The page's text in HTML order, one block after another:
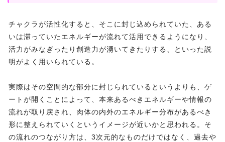
チャクラが活性化すると、そこに封じ込められていた、ある
いは滞っていたエネルギーが流れて活用できるようになり、
活力がみなぎったり創造力が湧いてきたりする、といった説
明がよく用いられている。
実際はその空間的な部分に封じられているというよりも、ゲ
ートが開くことによって、本来あるべきエネルギーや情報の
流れが取り戻され、肉体の内外のエネルギー分布があるべき
形に整えられていくというイメージが近いかと思われる。そ
の流れのつながり方は、3次元的なものだけではなく、過去や